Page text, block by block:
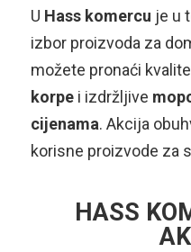
U Hass komercu je u
izbor proizvoda za
možete pronaći
korpei izdržljive
cijenama. Akcija
korisne proizvode za
HASS